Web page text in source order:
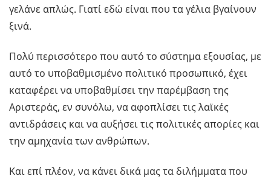
γελάνε απλώς. Γιατί εδώ είναι που τα γέλια βγαίνουν
ξινά.
Πολύ περισσότερο που αυτό το σύστημα εξουσίας, με
αυτό το υποβαθμισμένο πολιτικό προσωπικό, έχει
καταφέρει να υποβαθμίσει την παρέμβαση της
Αριστεράς, εν συνόλω, να αφοπλίσει τις λαϊκές
αντιδράσεις και να αυξήσει τις πολιτικές απορίες και
την αμηχανία των ανθρώπων.
Και επί πλέον, να κάνει δικά μας τα διλήμματα που